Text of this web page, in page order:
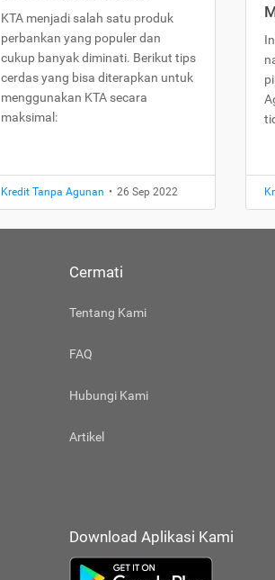
KTA menjadi salah satu produk
perbankan yang populer dan
cukup banyak diminati. Berikut tips
cerdas yang bisa diterapkan untuk
menggunakan KTA secara
maksimal:
Kredit Tanpa Agunan • 26 Sep 2022
Cermati
Tentang Kami
FAQ
Hubungi Kami
Artikel
Download Aplikasi Kami